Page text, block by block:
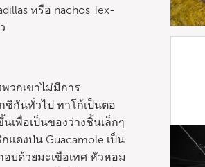
หรือ nachos Tex-
วกเขาไม่มีการ
ซิกันทั่วไป ทาโก้เป็นตอ
เพื่อเป็นของว่างชิ้นเล็กๆ
ดงป่น Guacamole เป็น
บด้วยมะเขือเทศ หัวหอม